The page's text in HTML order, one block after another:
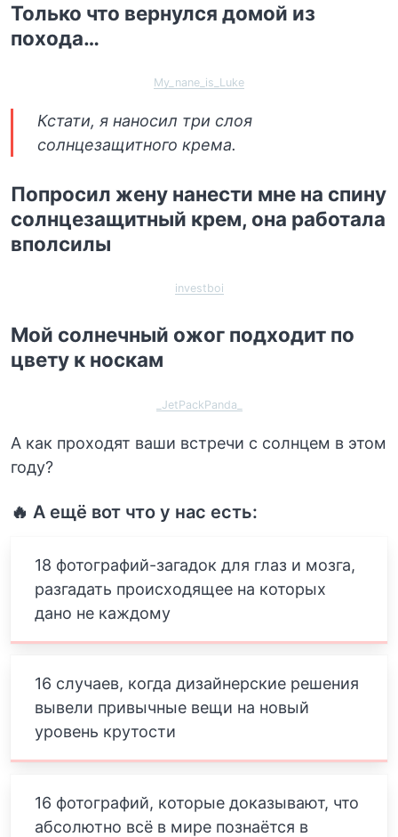
Только что вернулся домой из
похода…
My_nane_is_Luke
Кстати, я наносил три слоя
солнцезащитного крема.
Попросил жену нанести мне на спину
солнцезащитный крем, она работала
вполсилы
investboi
Мой солнечный ожог подходит по
цвету к носкам
_JetPackPanda_
А как проходят ваши встречи с солнцем в этом
году?
🔥 А ещё вот что у нас есть:
18 фотографий-загадок для глаз и мозга,
разгадать происходящее на которых
дано не каждому
16 случаев, когда дизайнерские решения
вывели привычные вещи на новый
уровень крутости
16 фотографий, которые доказывают, что
абсолютно всё в мире познаётся в